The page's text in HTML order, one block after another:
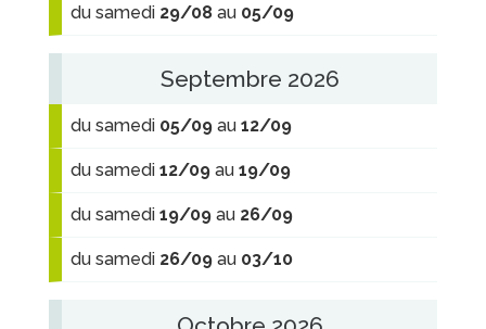
du samedi 29/08 au 05/09
Septembre 2026
du samedi 05/09 au 12/09
du samedi 12/09 au 19/09
du samedi 19/09 au 26/09
du samedi 26/09 au 03/10